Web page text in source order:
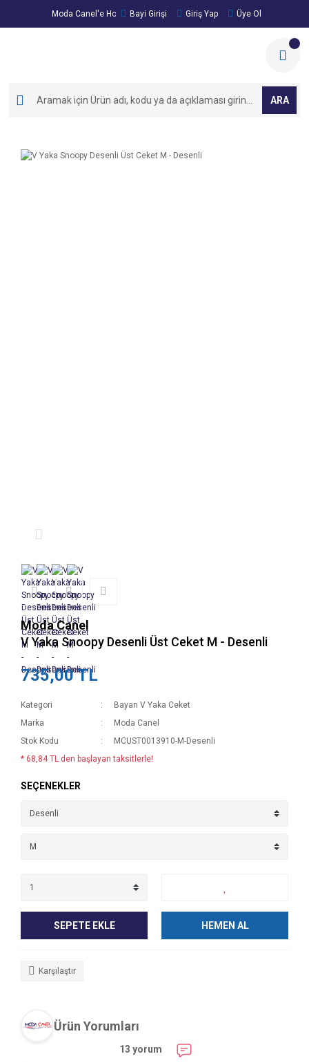
Moda Canel'e Hoşgeldiniz!
Bayi Girişi Giriş Yap Üye Ol
ARA
Moda Canel
V Yaka Snoopy Desenli Üst Ceket M - Desenli
735,00 TL
Kategori
Bayan V Yaka Ceket
Marka
Moda Canel
Stok Kodu
MCUST0013910-M-Desenli
* 68,84 TL den başlayan taksitlerle!
SEÇENEKLER
SEPETE EKLE HEMEN AL
Karşılaştır
Ürün Yorumları
13 yorum